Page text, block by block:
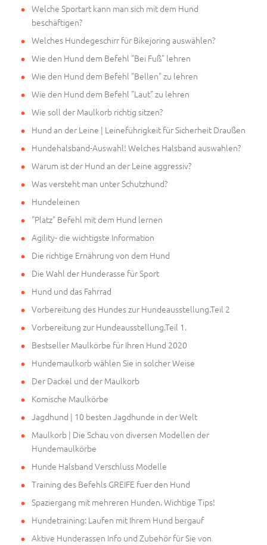
Welche Sportart kann man sich mit dem Hund
beschäftigen?
Welches Hundegeschirr für Bikejoring auswählen?
Wie den Hund dem Befehl "Bei Fuß" lehren
Wie den Hund dem Befehl "Bellen" zu lehren
Wie den Hund dem Befehl "Laut" zu lehren
Wie soll der Maulkorb richtig sitzen?
Hund an der Leine | Leineführigkeit für Sicherheit Draußen
Hundehalsband-Auswahl! Welches Halsband auswahlen?
Warum ist der Hund an der Leine aggressiv?
Was versteht man unter Schutzhund?
Hundeleinen
"Platz" Befehl mit dem Hund lernen
Agility- die wichtigste Information
Die richtige Ernährung von dem Hund
Die Wahl der Hunderasse für Sport
Hund und das Fahrrad
Vorbereitung des Hundes zur Hundeausstellung.Teil 2
Vorbereitung zur Hundeausstellung.Teil 1.
Bestseller Maulkörbe für Ihren Hund 2020
Hundemaulkorb wählen Sie in solcher Weise
Der Dackel und der Maulkorb
Komische Maulkörbe
Jagdhund | 10 besten Jagdhunde in der Welt
Maulkorb | Die Schau von diversen Modellen der
Hundemaulkörbe
Hunde Halsband Verschluss Modelle
Training des Befehls GREIFE fuer den Hund
Spaziergang mit mehreren Hunden. Wichtige Tips!
Hundetraining: Laufen mit Ihrem Hund bergauf
Aktive Hunderassen Info und Zubehör für Sie von